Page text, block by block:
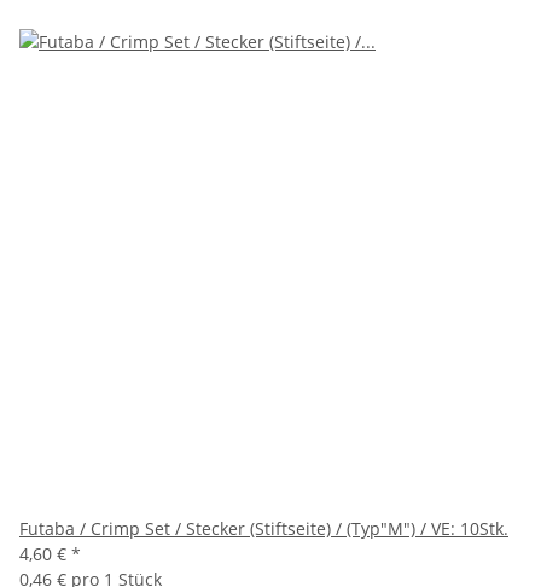
Futaba / Crimp Set / Stecker (Stiftseite) / (Typ"M") / VE: 10Stk.
4,60 € *
0,46 € pro 1 Stück